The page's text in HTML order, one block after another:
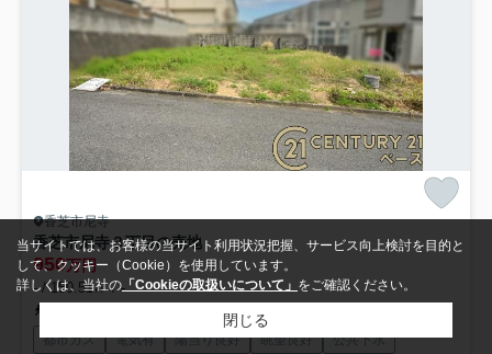
香芝市尼寺
香芝市尼寺３丁目の売地
950万円
- / 150.51㎡ / -
和歌山線「志都美」駅 徒歩23分
都市ガス 電気有 陽当り良好 眺望良好 公共下水
当サイトでは、お客様の当サイト利用状況把握、サービス向上検討を目的と
して、クッキー（Cookie）を使用しています。
詳しくは、当社の「Cookieの取扱いについて」 をご確認ください。
閉じる